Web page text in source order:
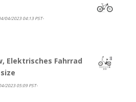
04/2023 04:13 PST-
Elektrisches Fahrrad
2023 05:09 PST-